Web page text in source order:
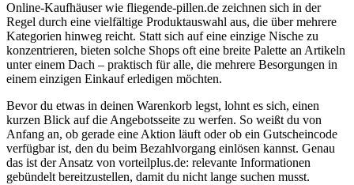
Online-Kaufhäuser wie fliegende-pillen.de zeichnen sich in der
Regel durch eine vielfältige Produktauswahl aus, die über mehrere
Kategorien hinweg reicht. Statt sich auf eine einzige Nische zu
konzentrieren, bieten solche Shops oft eine breite Palette an Artikeln
unter einem Dach – praktisch für alle, die mehrere Besorgungen in
einem einzigen Einkauf erledigen möchten.
Bevor du etwas in deinen Warenkorb legst, lohnt es sich, einen
kurzen Blick auf die Angebotsseite zu werfen. So weißt du von
Anfang an, ob gerade eine Aktion läuft oder ob ein Gutscheincode
verfügbar ist, den du beim Bezahlvorgang einlösen kannst. Genau
das ist der Ansatz von vorteilplus.de: relevante Informationen
gebündelt bereitzustellen, damit du nicht lange suchen musst.